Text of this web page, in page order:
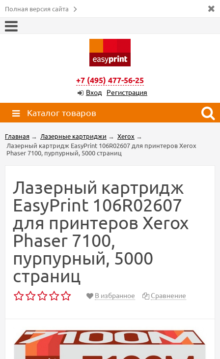
Полная версия сайта
+7 (495) 477-56-25
Вход Регистрация
Каталог товаров
Главная → Лазерные картриджи → Xerox →
Лазерный картридж EasyPrint 106R02607 для принтеров Xerox
Phaser 7100, пурпурный, 5000 страниц
Лазерный картридж
EasyPrint 106R02607
для принтеров Xerox
Phaser 7100,
пурпурный, 5000
страниц
В избранное Сравнение